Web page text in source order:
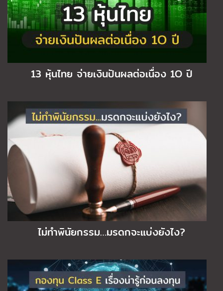
13 หุ้นไทย จ่ายเงินปันผลต่อเนื่อง 1O ปี
ไม่ทำพินัยกรรม…มรดกจะแบ่งยังไง?